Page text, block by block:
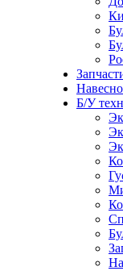
Б/У